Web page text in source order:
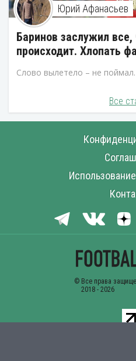
Юрий Афанасьев
Баринов заслужил все,
происходит. Хлопать
Слово вылетело – не поймал.
Все